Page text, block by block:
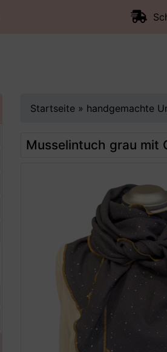
Startseite » handgemachte
Musselintuch grau mit